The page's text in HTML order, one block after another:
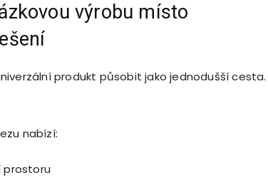
výrobu místo
produkt působit jako jednodušší cesta.
nabízí:
prostoru